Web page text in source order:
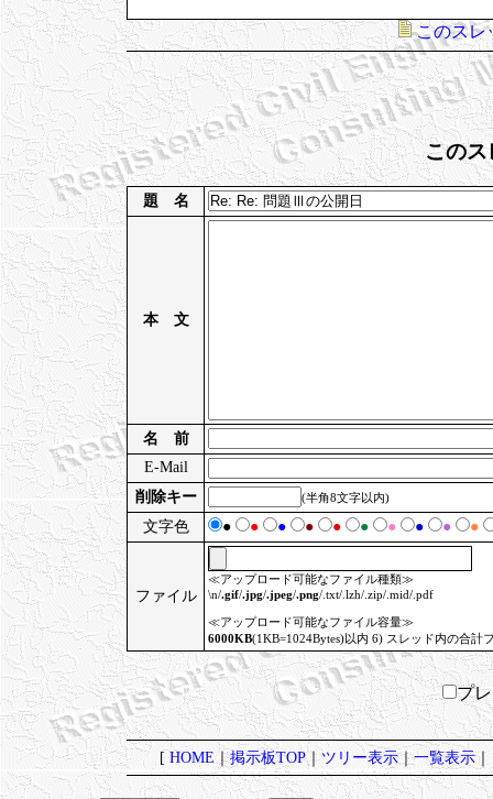
このスレ
このス
題 名
本 文
名 前
E-Mail
削除キー
(半角8文字以内)
文字色 ● ● ● ● ● ● ● ● ● ●
ファイル
≪アップロード可能なファイル種類≫
\n/.gif/.jpg/.jpeg/.png/.txt/.lzh/.zip/.mid/.pdf
≪アップロード可能なファイル容量≫
6000KB(1KB=1024Bytes)以内 6) スレッド内の合計
プ
[ HOME｜掲示板TOP｜ツリー表示｜一覧表示｜